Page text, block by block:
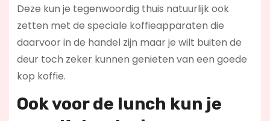
Deze kun je tegenwoordig thuis natuurlijk ook
zetten met de speciale koffieapparaten die
daarvoor in de handel zijn maar je wilt buiten de
deur toch zeker kunnen genieten van een goede
kop koffie.
Ook voor de lunch kun je